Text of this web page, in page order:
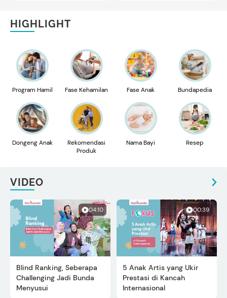
HIGHLIGHT
Program Hamil Fase Kehamilan Fase Anak Bundapedia
Dongeng Anak
Rekomendasi
Produk
Nama Bayi Resep
VIDEO
04:10
Blind Ranking, Seberapa
Challenging Jadi Bunda
Menyusui
00:39
5 Anak Artis yang Ukir
Prestasi di Kancah
Internasional